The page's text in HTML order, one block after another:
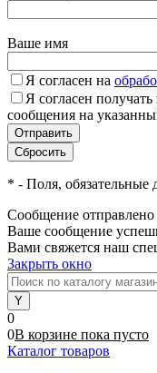
Ваше имя
Я согласен на
Я согласен
сообщения на
* - Поля, обязательные
Сообщение отправлено
Ваше сообщение
Вами свяжется наш
Закрыть окно
0
0В корзине пока пусто
Каталог товаров